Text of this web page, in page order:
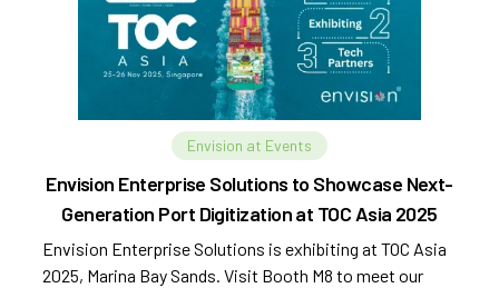
Envision at Events
Envision Enterprise Solutions to Showcase Next-
Generation Port Digitization at TOC Asia 2025
Envision Enterprise Solutions is exhibiting at TOC Asia
2025, Marina Bay Sands. Visit Booth M8 to meet our